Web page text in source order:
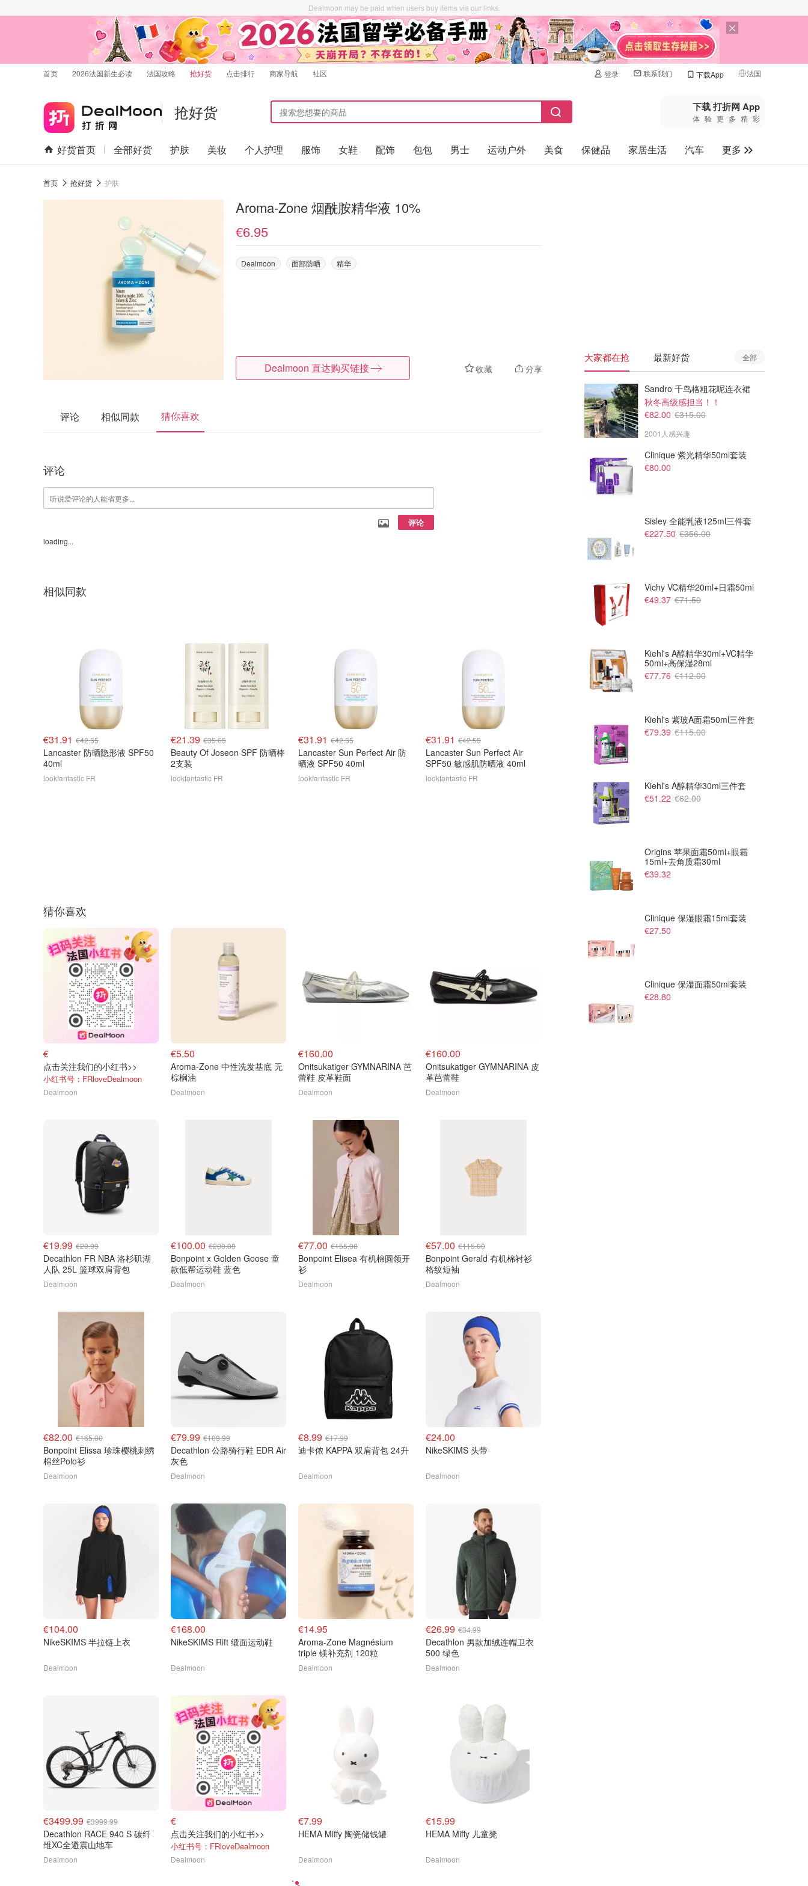
Dealmoon may be paid when users buy items via our links.
首页 2026法国新生必读 法国攻略 抢好货 点击排行 商家导航 社区 登录 联系我们 下载App 法国
🇺🇸美国
🇨🇳中国
🇨🇦加拿大
抢好货 下载 打折网 App
体验更多精彩
好货首页 全部好货 护肤 美妆 个人护理 服饰 女鞋 配饰 包包 男士 运动户外 美食 保健品 家居生活 汽车
更多
首页 抢好货 护肤
Aroma-Zone 烟酰胺精华液 10%
€6.95
Dealmoon 面部防晒 精华
收藏 分享
Dealmoon 直达购买链接
评论 相似同款 猜你喜欢
评论
评论
loading...
相似同款
€31.91 €42.55
Lancaster 防晒隐形液 SPF50
40ml
lookfantastic FR
€21.39 €35.65
Beauty Of Joseon SPF 防晒棒
2支装
lookfantastic FR
€31.91 €42.55
Lancaster Sun Perfect Air 防
晒液 SPF50 40ml
lookfantastic FR
€31.91 €42.55
Lancaster Sun Perfect Air
SPF50 敏感肌防晒液 40ml
lookfantastic FR
€42.55
Lancaster Sun Perfect Air 隐
形防晒乳 SPF50 40ml
€16.99
猜你喜欢
€
点击关注我们的小红书>>
小红书号：FRloveDealmoon
Dealmoon
€5.50
Aroma-Zone 中性洗发基底 无
棕榈油
Dealmoon
€160.00
Onitsukatiger GYMNARINA 芭
蕾鞋 皮革鞋面
Dealmoon
€160.00
Onitsukatiger GYMNARINA 皮
革芭蕾鞋
Dealmoon
€19.99 €29.99
Decathlon FR NBA 洛杉矶湖
人队 25L 篮球双肩背包
Dealmoon
€100.00 €200.00
Bonpoint x Golden Goose 童
款低帮运动鞋 蓝色
Dealmoon
€77.00 €155.00
Bonpoint Elisea 有机棉圆领开
衫
Dealmoon
€57.00 €115.00
Bonpoint Gerald 有机棉衬衫
格纹短袖
Dealmoon
€82.00 €165.00
Bonpoint Elissa 珍珠樱桃刺绣
棉丝Polo衫
Dealmoon
€79.99 €109.99
Decathlon 公路骑行鞋 EDR Air
灰色
Dealmoon
€8.99 €17.99
迪卡侬 KAPPA 双肩背包 24升
Dealmoon
€24.00
NikeSKIMS 头带
Dealmoon
€104.00
NikeSKIMS 半拉链上衣
Dealmoon
€168.00
NikeSKIMS Rift 缎面运动鞋
Dealmoon
€14.95
Aroma-Zone Magnésium
triple 镁补充剂 120粒
Dealmoon
€26.99 €34.99
Decathlon 男款加绒连帽卫衣
500 绿色
Dealmoon
€3499.99 €3999.99
Decathlon RACE 940 S 碳纤
维XC全避震山地车
Dealmoon
€
点击关注我们的小红书>>
小红书号：FRloveDealmoon
Dealmoon
€7.99
HEMA Miffy 陶瓷储钱罐
Dealmoon
€15.99
HEMA Miffy 儿童凳
Dealmoon
大家都在抢 最新好货 全部
Sandro 千鸟格粗花呢连衣裙
秋冬高级感担当！！
€82.00 €315.00
2001人感兴趣
Clinique 紫光精华50ml套装
€80.00
Sisley 全能乳液125ml三件套
€227.50 €356.00
Vichy VC精华20ml+日霜50ml
€49.37 €71.50
Kiehl's A醇精华30ml+VC精华
50ml+高保湿28ml
€77.76 €112.00
Kiehl's 紫玻A面霜50ml三件套
€79.39 €115.00
Kiehl's A醇精华30ml三件套
€51.22 €62.00
Origins 苹果面霜50ml+眼霜
15ml+去角质霜30ml
€39.32
Clinique 保湿眼霜15ml套装
€27.50
Clinique 保湿面霜50ml套装
€28.80